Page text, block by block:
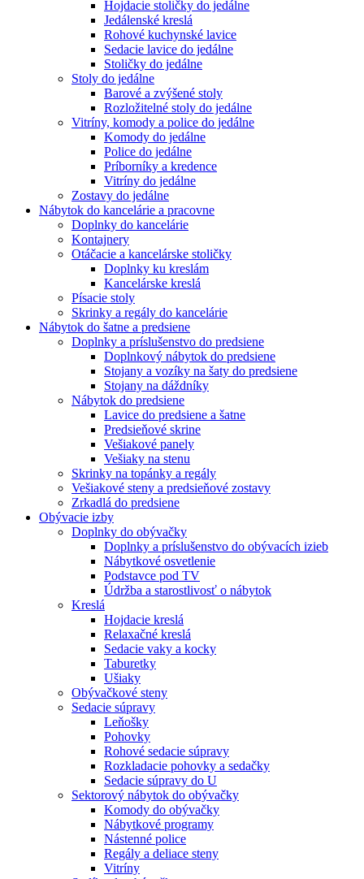
Hojdacie stoličky do jedálne
Jedálenské kreslá
Rohové kuchynské lavice
Sedacie lavice do jedálne
Stoličky do jedálne
Stoly do jedálne
Barové a zvýšené stoly
Rozložitelné stoly do jedálne
Vitríny, komody a police do jedálne
Komody do jedálne
Police do jedálne
Príborníky a kredence
Vitríny do jedálne
Zostavy do jedálne
Nábytok do kancelárie a pracovne
Doplnky do kancelárie
Kontajnery
Otáčacie a kancelárske stoličky
Doplnky ku kreslám
Kancelárske kreslá
Písacie stoly
Skrinky a regály do kancelárie
Nábytok do šatne a predsiene
Doplnky a príslušenstvo do predsiene
Doplnkový nábytok do predsiene
Stojany a vozíky na šaty do predsiene
Stojany na dáždníky
Nábytok do predsiene
Lavice do predsiene a šatne
Predsieňové skrine
Vešiakové panely
Vešiaky na stenu
Skrinky na topánky a regály
Vešiakové steny a predsieňové zostavy
Zrkadlá do predsiene
Obývacie izby
Doplnky do obývačky
Doplnky a príslušenstvo do obývacích izieb
Nábytkové osvetlenie
Podstavce pod TV
Údržba a starostlivosť o nábytok
Kreslá
Hojdacie kreslá
Relaxačné kreslá
Sedacie vaky a kocky
Taburetky
Ušiaky
Obývačkové steny
Sedacie súpravy
Leňošky
Pohovky
Rohové sedacie súpravy
Rozkladacie pohovky a sedačky
Sedacie súpravy do U
Sektorový nábytok do obývačky
Komody do obývačky
Nábytkové programy
Nástenné police
Regály a deliace steny
Vitríny